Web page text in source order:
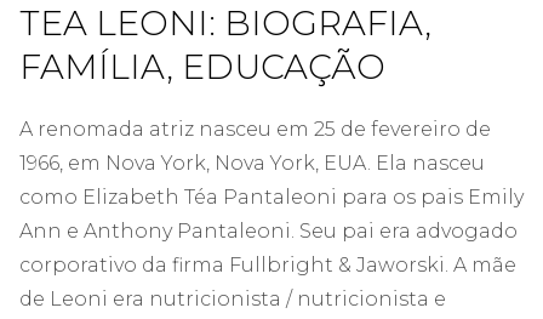
TEA LEONI: BIOGRAFIA,
FAMÍLIA, EDUCAÇÃO
A renomada atriz nasceu em 25 de fevereiro de
1966, em Nova York, Nova York, EUA. Ela nasceu
como Elizabeth Téa Pantaleoni para os pais Emily
Ann e Anthony Pantaleoni. Seu pai era advogado
corporativo da firma Fullbright & Jaworski. A mãe
de Leoni era nutricionista / nutricionista e